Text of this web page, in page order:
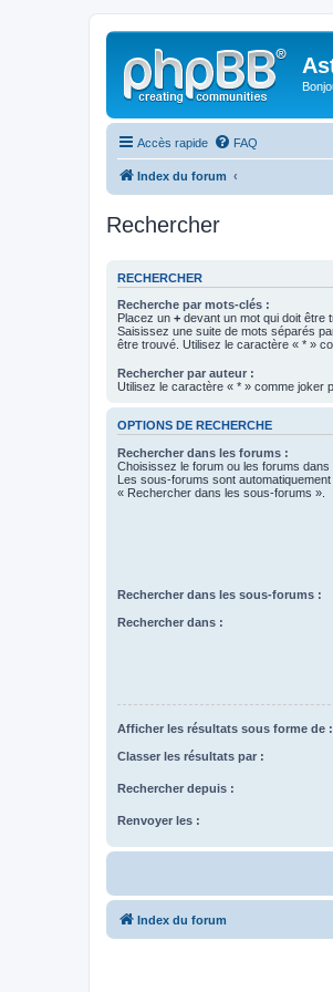
Accès rapide FAQ
Index du forum
Rechercher
RECHERCHER
Recherche par mots-clés :
Placez un + devant un mot qui doit être
Saisissez une suite de mots séparés
être trouvé. Utilisez le caractère « * »
Rechercher par auteur :
Utilisez le caractère « * » comme joker
OPTIONS DE RECHERCHE
Rechercher dans les forums :
Choisissez le forum ou les forums
Les sous-forums sont
« Rechercher dans les sous-forums ».
Rechercher dans les sous-forums :
Rechercher dans :
Afficher les résultats sous forme de :
Classer les résultats par :
Rechercher depuis :
Renvoyer les :
Index du forum